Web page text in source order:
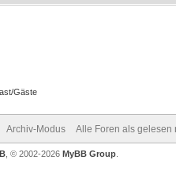
Gäste
Archiv-Modus Alle Foren als gelesen
, © 2002-2026 MyBB Group.